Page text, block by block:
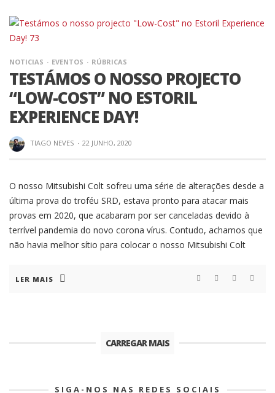
NOTICIAS EVENTOS RÚBRICAS
TESTÁMOS O NOSSO PROJECTO
“LOW-COST” NO ESTORIL
EXPERIENCE DAY!
TIAGO NEVES · 22 JUNHO, 2020
O nosso Mitsubishi Colt sofreu uma série de alterações desde a
última prova do troféu SRD, estava pronto para atacar mais
provas em 2020, que acabaram por ser canceladas devido à
terrível pandemia do novo corona vírus. Contudo, achamos que
não havia melhor sítio para colocar o nosso Mitsubishi Colt
LER MAIS
CARREGAR MAIS
SIGA-NOS NAS REDES SOCIAIS